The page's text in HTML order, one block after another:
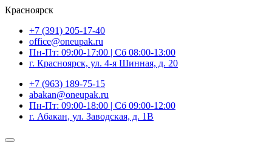
Красноярск
+7 (391) 205-17-40
office@oneupak.ru
Пн-Пт: 09:00-17:00 | Сб 08:00-13:00
г. Красноярск, ул. 4-я Шинная, д. 20
+7 (963) 189-75-15
abakan@oneupak.ru
Пн-Пт: 09:00-18:00 | Сб 09:00-12:00
г. Абакан, ул. Заводская, д. 1В